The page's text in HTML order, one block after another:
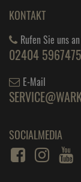
KONTAKT
Rufen Sie uns an
02404 5967475
E-Mail
SOCIALMEDIA